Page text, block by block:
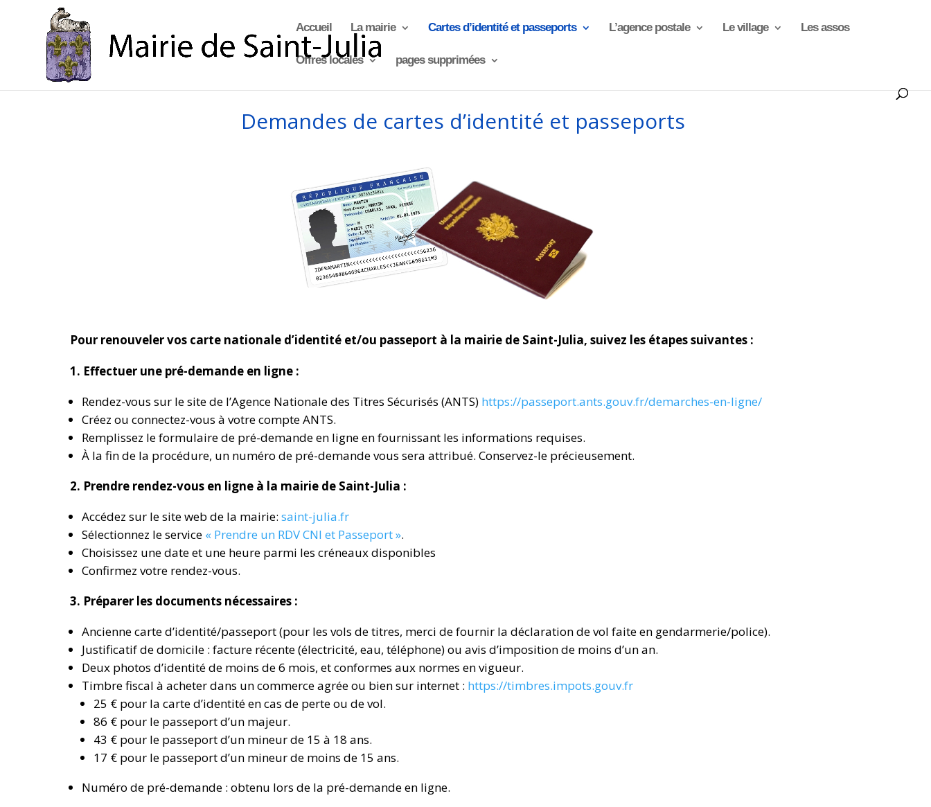
Accueil La mairie Cartes d’identité et passeports L’agence postale Le village Les assos
Offres locales pages supprimées
Demandes de cartes d’identité et passeports
Pour renouveler vos carte nationale d’identité et/ou passeport à la mairie de Saint-Julia, suivez les étapes suivantes :
1. Effectuer une pré-demande en ligne :
Rendez-vous sur le site de l’Agence Nationale des Titres Sécurisés (ANTS) https://passeport.ants.gouv.fr/demarches-en-ligne/
Créez ou connectez-vous à votre compte ANTS.
Remplissez le formulaire de pré-demande en ligne en fournissant les informations requises.
À la fin de la procédure, un numéro de pré-demande vous sera attribué. Conservez-le précieusement.
2. Prendre rendez-vous en ligne à la mairie de Saint-Julia :
Accédez sur le site web de la mairie: saint-julia.fr
Sélectionnez le service « Prendre un RDV CNI et Passeport ».
Choisissez une date et une heure parmi les créneaux disponibles
Confirmez votre rendez-vous.
3. Préparer les documents nécessaires :
Ancienne carte d’identité/passeport(pour les vols de titres, merci de fournir la déclaration de vol faite en gendarmerie/police).
Justificatif de domicile : facture récente (électricité, eau, téléphone) ou avis d’imposition de moins d’un an.
Deux photos d’identité de moins de 6 mois, et conformes aux normes en vigueur.
Timbre fiscal à acheter dans un commerce agrée ou bien sur internet : https://timbres.impots.gouv.fr
25 € pour la carte d’identité en cas de perte ou de vol.
86 € pour le passeport d’un majeur.
43 € pour le passeport d’un mineur de 15 à 18 ans.
17 € pour le passeport d’un mineur de moins de 15 ans.
Numéro de pré-demande : obtenu lors de la pré-demande en ligne.